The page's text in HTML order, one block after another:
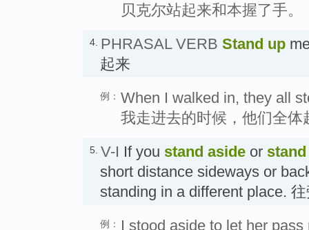
贝克尔站起来和本握了手。
4. PHRASAL VERB Stand up
起来
例： When I walked in, they all
我走进去的时候，他们全体
5. V-I If you stand aside or stand
short distance sideways or
standing in a different place.
例：
I stood aside to let her pass